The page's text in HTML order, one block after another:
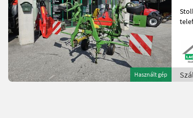
Használt gép
Stoll Kreisler,